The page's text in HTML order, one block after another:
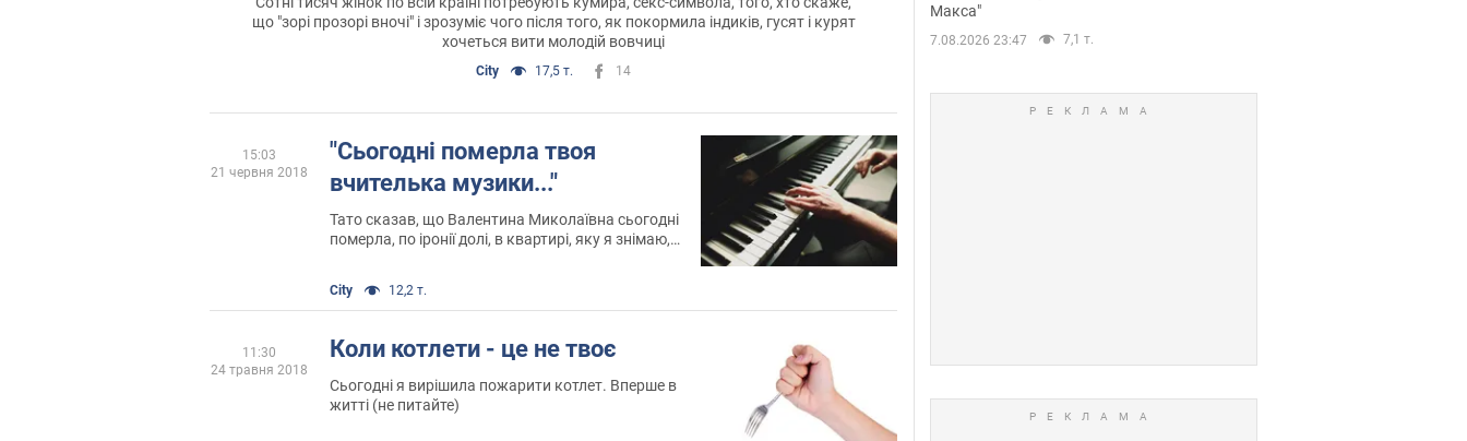
що "зорі прозорі вночі" і зрозуміє чого після того, як покормила індиків, гусят і курят
хочеться вити молодій вовчиці
City 17,5 т. 14
"Сьогодні померла твоя
вчителька музики..."
Тато сказав, що Валентина Миколаївна сьогодні
померла, по іронії долі, в квартирі, яку я знімаю,
City 12,2 т.
15:03
21 червня 2018
Коли котлети - це не твоє
Сьогодні я вирішила пожарити котлет. Вперше в
житті (не питайте)
11:30
24 травня 2018
Макса"
7.08.2026 23:47 7,1 т.